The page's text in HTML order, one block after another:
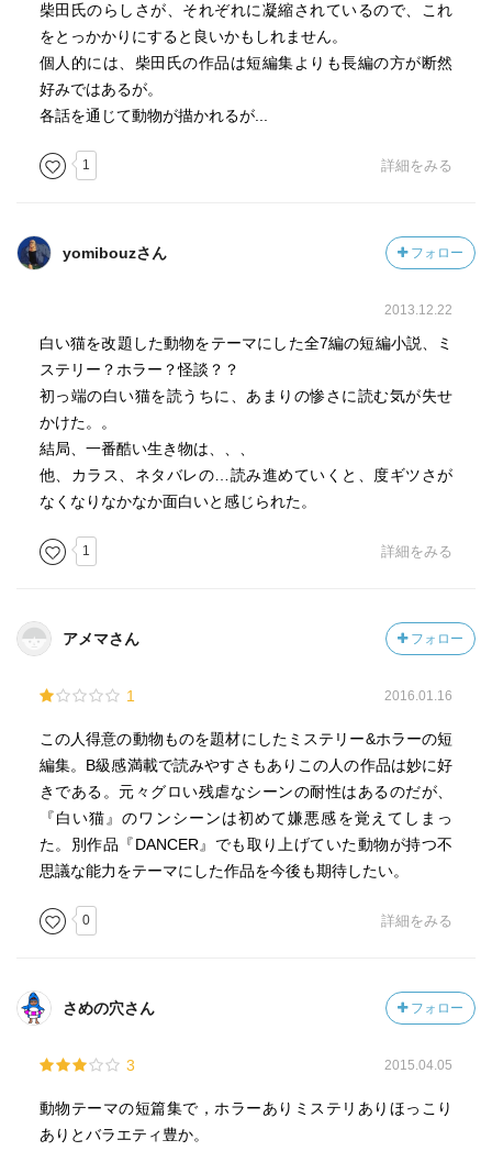
柴田氏のらしさが、それぞれに凝縮されているので、これ
をとっかかりにすると良いかもしれません。
個人的には、柴田氏の作品は短編集よりも長編の方が断然
好みではあるが。
各話を通じて動物が描かれるが...
1 詳細をみる
yomibouzさん フォロー
2013.12.22
白い猫を改題した動物をテーマにした全7編の短編小説、ミ
ステリー？ホラー？怪談？？
初っ端の白い猫を読うちに、あまりの惨さに読む気が失せ
かけた。。
結局、一番酷い生き物は、、、
他、カラス、ネタバレの…読み進めていくと、度ギツさが
なくなりなかなか面白いと感じられた。
1 詳細をみる
アメマさん フォロー
1 2016.01.16
この人得意の動物ものを題材にしたミステリー&ホラーの短
編集。B級感満載で読みやすさもありこの人の作品は妙に好
きである。元々グロい残虐なシーンの耐性はあるのだが、
『白い猫』のワンシーンは初めて嫌悪感を覚えてしまっ
た。別作品『DANCER』でも取り上げていた動物が持つ不
思議な能力をテーマにした作品を今後も期待したい。
0 詳細をみる
さめの穴さん フォロー
3 2015.04.05
動物テーマの短篇集で，ホラーありミステリありほっこり
ありとバラエティ豊か。